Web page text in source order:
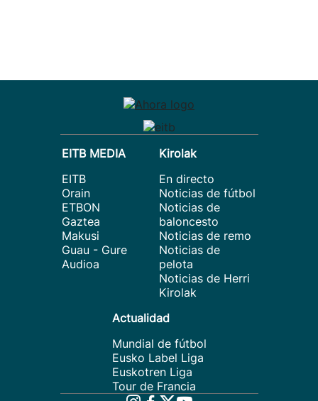
EITB MEDIA
EITB
Orain
ETBON
Gaztea
Makusi
Guau - Gure
Audioa
Kirolak
En directo
Noticias de fútbol
Noticias de
baloncesto
Noticias de remo
Noticias de
pelota
Noticias de Herri
Kirolak
Actualidad
Mundial de fútbol
Eusko Label Liga
Euskotren Liga
Tour de Francia